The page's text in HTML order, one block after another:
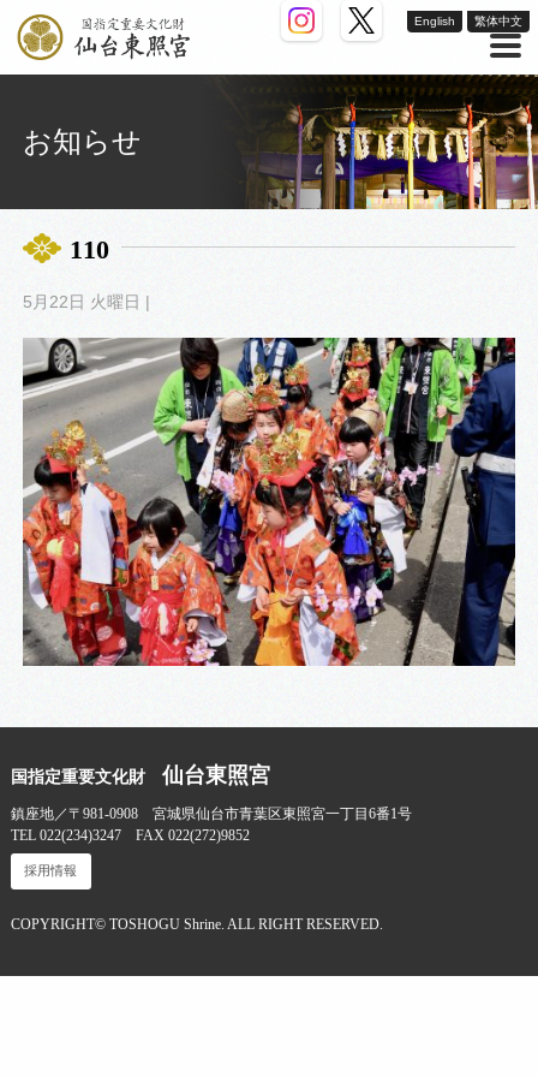
English 繁体中文
お知らせ
110
5月22日 火曜日 |
国指定重要文化財 仙台東照宮
鎮座地／〒981-0908 宮城県仙台市青葉区東照宮一丁目6番1号
TEL 022(234)3247 FAX 022(272)9852
採用情報
COPYRIGHT© TOSHOGU Shrine. ALL RIGHT RESERVED.